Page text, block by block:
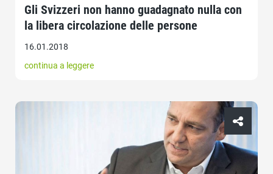
Gli Svizzeri non hanno guadagnato nulla con
la libera circolazione delle persone
16.01.2018
continua a leggere